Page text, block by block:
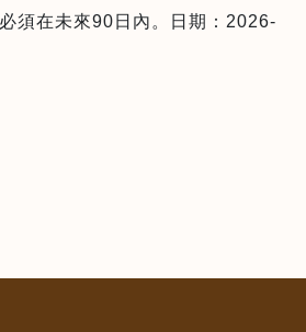
須在未來90日內。日期：2026-